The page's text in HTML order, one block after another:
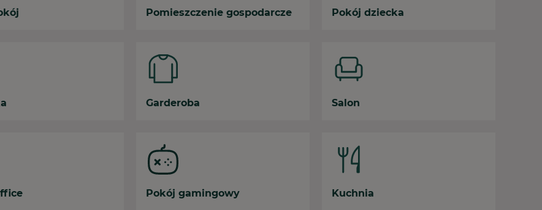
Pomieszczenie gospodarcze Pokój dziecka
Garderoba Salon
Pokój gamingowy Kuchnia